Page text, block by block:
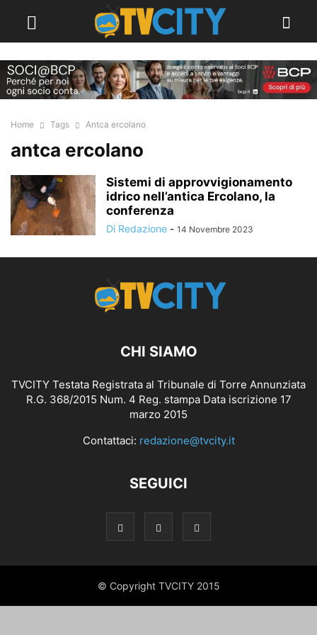
Home Tags Antca ercolano
antca ercolano
Sistemi di approvvigionamento
idrico nell’antica Ercolano, la
conferenza
Di Redazione - 14 Novembre 2023
CHI SIAMO
TVCITY Testata Registrata al Tribunale di Torre Annunziata
R.G. 368/2015 Num. 4 Reg. stampa Data iscrizione 17
marzo 2015
Contattaci: redazione@tvcity.it
SEGUICI
© Copyright TVCITY 2015